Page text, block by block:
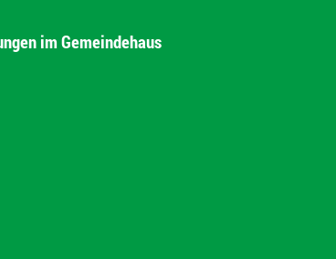
im Gemeindehaus